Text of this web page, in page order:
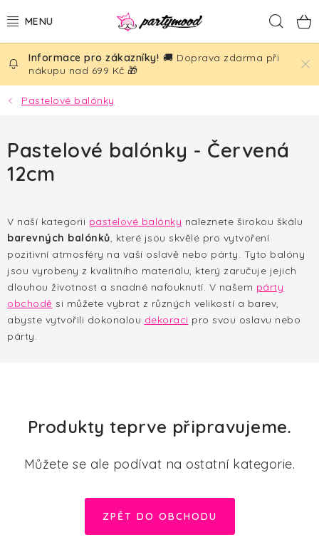
na
BALÓNKY
PÁRTY DEKORACE
TÉMATA
SVATBA
AKČNÍ CENY!
HALLOWEEN
Kontakt O nás
Doprava a platba
Vrácení zboží a reklamace
🚚 Doprava zdarma při
nákupu nad 699 Kč 🎁
Pastelové balónky
Pastelové balónky - Červená
12cm
V naší kategorii pastelové balónky naleznete širokou škálu
barevných balónků, které jsou skvělé pro vytvoření
pozitivní atmosféry na vaší oslavě nebo párty. Tyto balóny
jsou vyrobeny z kvalitního materiálu, který zaručuje jejich
dlouhou životnost a snadné nafouknutí. V našem párty
obchodě si můžete vybrat z různých velikostí a barev,
abyste vytvořili dokonalou dekoraci pro svou oslavu nebo
párty.
Produkty teprve připravujeme.
Můžete se ale podívat na ostatní kategorie.
ZPĚT DO OBCHODU